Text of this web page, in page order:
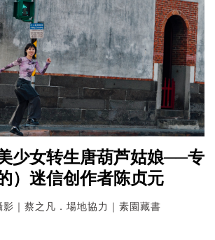
少女转生唐葫芦姑娘──专
）迷信创作者陈贞元
影｜蔡之凡．場地協力｜素園藏書